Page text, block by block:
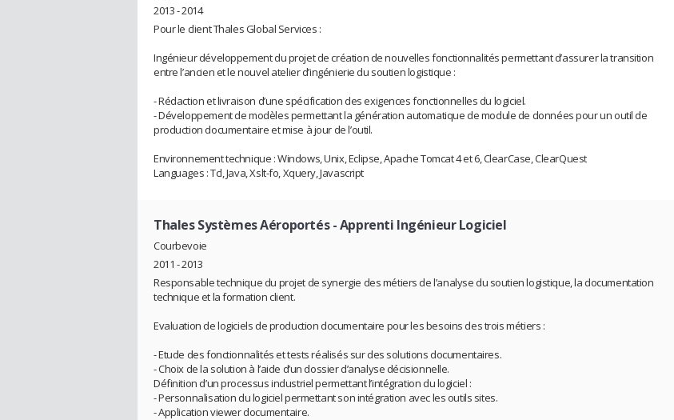
2013 - 2014
Pour le client Thales Global Services :
Ingénieur développement du projet de création de nouvelles fonctionnalités permettant d’assurer la transition
entre l’ancien et le nouvel atelier d’ingénierie du soutien logistique :
- Rédaction et livraison d’une spécification des exigences fonctionnelles du logiciel.
- Développement de modèles permettant la génération automatique de module de données pour un outil de
production documentaire et mise à jour de l’outil.
Environnement technique : Windows, Unix, Eclipse, Apache Tomcat 4 et 6, ClearCase, ClearQuest
Languages : Tcl, Java, Xslt-fo, Xquery, Javascript
Thales Systèmes Aéroportés- Apprenti Ingénieur Logiciel
Courbevoie
2011 - 2013
Responsable technique du projet de synergie des métiers de l’analyse du soutien logistique, la documentation
technique et la formation client.
Evaluation de logiciels de production documentaire pour les besoins des trois métiers :
- Etude des fonctionnalités et tests réalisés sur des solutions documentaires.
- Choix de la solution à l’aide d’un dossier d’analyse décisionnelle.
Définition d’un processus industriel permettant l’intégration du logiciel :
- Personnalisation du logiciel permettant son intégration avec les outils sites.
- Application viewer documentaire.